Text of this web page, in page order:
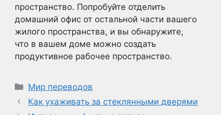
пространство. Попробуйте отделить
домашний офис от остальной части вашего
жилого пространства, и вы обнаружите,
что в вашем доме можно создать
продуктивное рабочее пространство.
Рубрики
Мир переводов
Как ухаживать за стеклянными дверями